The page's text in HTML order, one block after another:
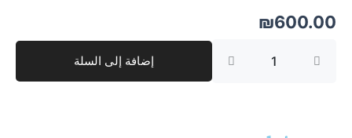
₪600.00
إضافة إلى السلة